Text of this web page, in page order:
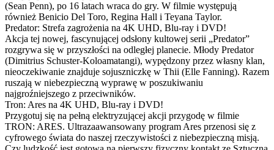
(Sean Penn), po 16 latach wraca do gry. W filmie występują
również Benicio Del Toro, Regina Hall i Teyana Taylor.
Predator: Strefa zagrożenia na 4K UHD, Blu-ray i DVD!
Akcja tej nowej, fascynującej odsłony kultowej serii „Predator”
rozgrywa się w przyszłości na odległej planecie. Młody Predator
(Dimitrius Schuster-Koloamatangi), wypędzony przez własny klan,
nieoczekiwanie znajduje sojuszniczkę w Thii (Elle Fanning). Razem
ruszają w niebezpieczną wyprawę w poszukiwaniu
najgroźniejszego z przeciwników.
Tron: Ares na 4K UHD, Blu-ray i DVD!
Przygotuj się na pełną elektryzującej akcji przygodę w filmie
TRON: ARES. Ultrazaawansowany program Ares przenosi się z
cyfrowego świata do naszej rzeczywistości z niebezpieczną misją.